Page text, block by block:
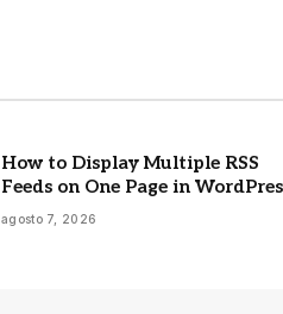
How to Display Multiple RSS
Feeds on One Page in
agosto 7, 2026